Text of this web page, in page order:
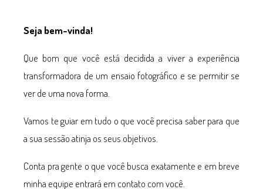
Seja bem-vinda!
Que bom que você está decidida a viver a experiência
transformadora de um ensaio fotográfico e se permitir se
ver de uma nova forma.
Vamos te guiar em tudo o que você precisa saber para que
a sua sessão atinja os seus objetivos.
Conta pra gente o que você busca exatamente e em breve
minha equipe entrará em contato com você.